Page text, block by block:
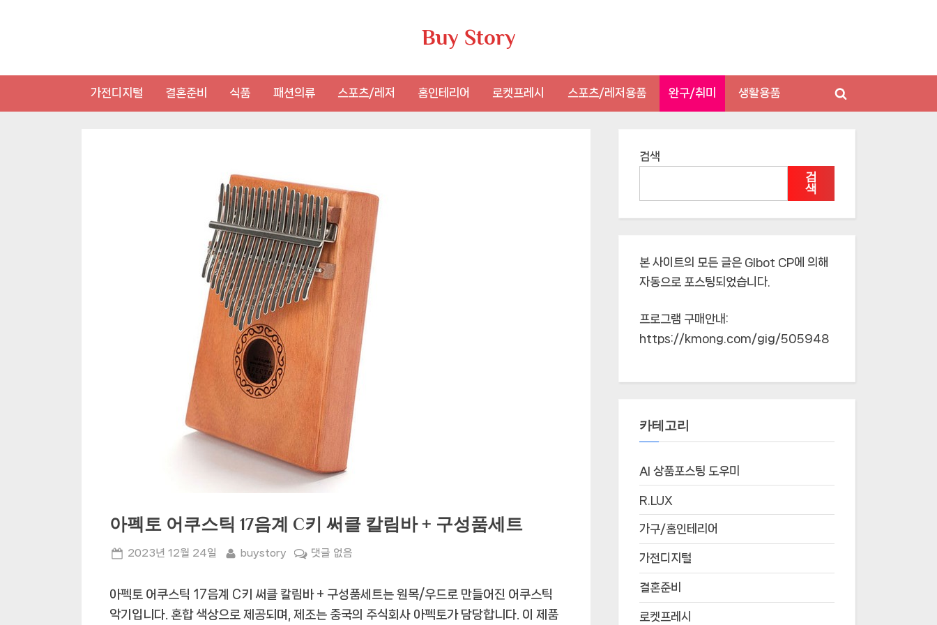
Buy Story
가전디지털 결혼준비 식품 패션의류 스포츠/레저 홈인테리어 로켓프레시 스포츠/레저용품 완구/취미 생활용품
Toggle
아펙토 어쿠스틱 17음계 C키 써클 칼림바 + 구성품세트
Posted
2023년 12월 24일 By
buystory
아
토
쿠
댓글 없음
아펙토 어쿠스틱 17음계 C키 써클 칼림바 + 구성품세트는 원목/우드로 만들어진 어쿠스틱
악기입니다. 혼합 색상으로 제공되며, 제조는 중국의 주식회사 아펙토가 담당합니다. 이 제품
검색
검
색
본 사이트의 모든 글은 Glbot CP에 의해
자동으로 포스팅되었습니다.
프로그램 구매안내:
https://kmong.com/gig/505948
카테고리
AI 상품포스팅 도우미
R.LUX
가구/홈인테리어
가전디지털
결혼준비
로켓프레시